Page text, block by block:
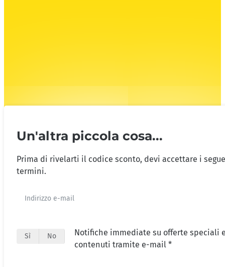
Un'altra piccola cosa...
Prima di rivelarti il codice sconto, devi accettare i
termini.
Sì No
Notifiche immediate su offerte speciali
contenuti tramite e-mail *